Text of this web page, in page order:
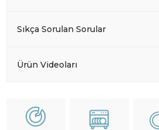
Sıkça Sorulan Sorular
Ürün Videoları